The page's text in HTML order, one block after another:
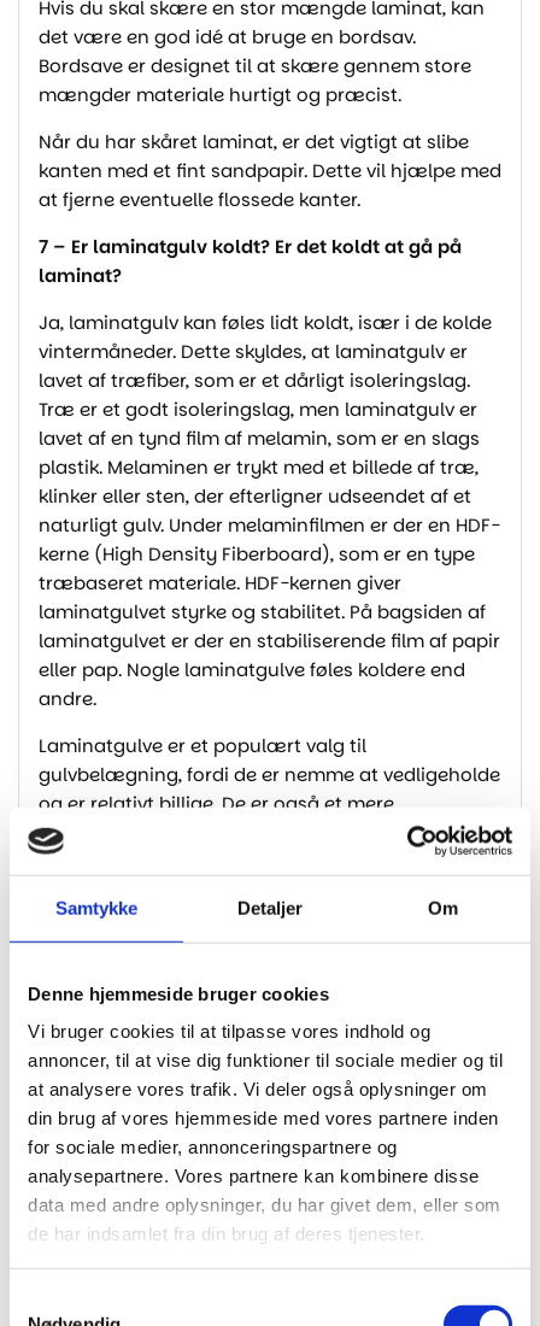
Samtykke Detaljer Om
Denne hjemmeside bruger cookies
Vi bruger cookies til at tilpasse vores indhold og
annoncer, til at vise dig funktioner til sociale medier og til
at analysere vores trafik. Vi deler også oplysninger om
din brug af vores hjemmeside med vores partnere inden
for sociale medier, annonceringspartnere og
analysepartnere. Vores partnere kan kombinere disse
data med andre oplysninger, du har givet dem, eller som
de har indsamlet fra din brug af deres tjenester.
Hvis du skal skære en stor mængde laminat, kan
det være en god idé at bruge en bordsav.
Bordsave er designet til at skære gennem store
mængder materiale hurtigt og præcist.
Når du har skåret laminat, er det vigtigt at slibe
kanten med et fint sandpapir. Dette vil hjælpe med
at fjerne eventuelle flossede kanter.
7 – Er laminatgulv koldt? Er det koldt at gå på
laminat?
Ja, laminatgulv kan føles lidt koldt, især i de kolde
vintermåneder. Dette skyldes, at laminatgulv er
lavet af træfiber, som er et dårligt isoleringslag.
Træ er et godt isoleringslag, men laminatgulv er
lavet af en tynd film af melamin, som er en slags
plastik. Melaminen er trykt med et billede af træ,
klinker eller sten, der efterligner udseendet af et
naturligt gulv. Under melaminfilmen er der en HDF-
kerne (High Density Fiberboard), som er en type
træbaseret materiale. HDF-kernen giver
laminatgulvet styrke og stabilitet. På bagsiden af
laminatgulvet er der en stabiliserende film af papir
eller pap. Nogle laminatgulve føles koldere end
andre.
Laminatgulve er et populært valg til
gulvbelægning, fordi de er nemme at vedligeholde
og er relativt billige. De er også et mere
miljøvenligt valg end nogle andre typer gulve,
f.eks. vinylgulve, som er lavet af PVC (nogle
laminatgulv).
føles koldt:
Brug et underlag til laminatgulv, der er
isolerende.
Sørg for, at der er god ventilation i rummet,
så kulden kan slippe ud.
Brug tæpper eller gulvtæpper for at holde
fødderne varme.
gulv holder bedst?